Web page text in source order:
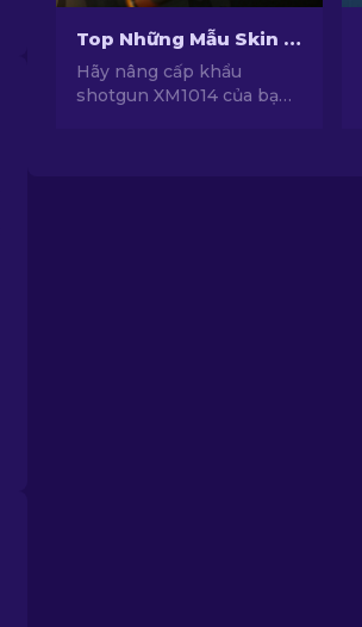
Top Những Mẫu Skin Shotgun XM1014 Tốt Nhất Trong CS2 [2026]
Hãy nâng cấp khẩu
shotgun XM1014 của bạn